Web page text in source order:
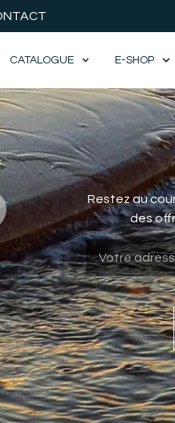
CATALOGUE E-SHOP
Restez au
des